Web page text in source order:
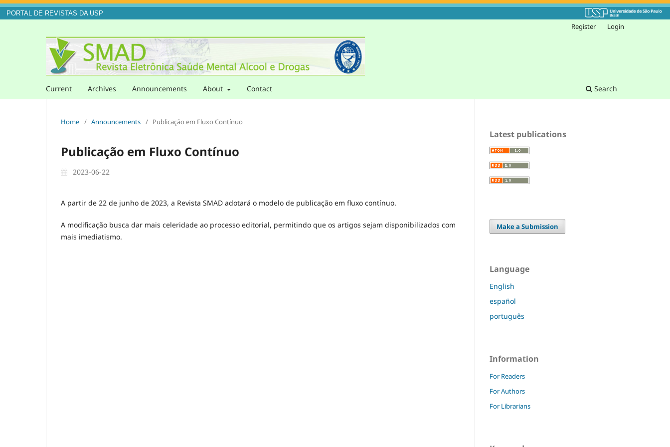
PORTAL DE REVISTAS DA USP
Current Archives Announcements About Contact Search
Register Login
Home / Announcements / Publicação em Fluxo Contínuo
Publicação em Fluxo Contínuo
2023-06-22
A partir de 22 de junho de 2023, a Revista SMAD adotará o modelo de publicação em fluxo contínuo.
A modificação busca dar mais celeridade ao processo editorial, permitindo que os artigos sejam disponibilizados com
mais imediatismo.
Latest publications
Make a Submission
Language
English
español
português
Information
For Readers
For Authors
For Librarians